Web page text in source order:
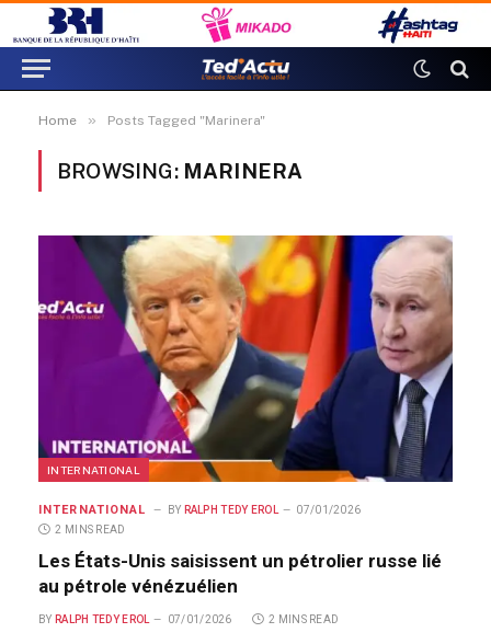
Home » Posts Tagged "Marinera"
BROWSING: MARINERA
INTERNATIONAL
INTERNATIONAL BY RALPH TEDY EROL
07/01/2026
2 MINS READ
Les États-Unis saisissent un pétrolier russe lié
au pétrole vénézuélien
BY RALPH TEDY EROL 07/01/2026 2 MINS READ